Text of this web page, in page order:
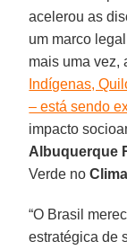
acelerou as
um marco
mais uma vez,
Indígenas,
– está sendo
impacto
Albuquerque
Verde no
“O Brasil
estratégica de